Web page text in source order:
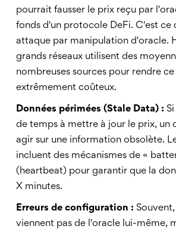
pourrait fausser le prix reçu par
fonds d'un protocole DeFi. C'est ce
attaque par manipulation d'oracle.
grands réseaux utilisent des
nombreuses sources pour rendre
extrêmement coûteux.
Données périmées (Stale Data) :
de temps à mettre à jour le prix, un
agir sur une information obsolète.
incluent des mécanismes de «
(heartbeat) pour garantir que la
X minutes.
Erreurs de configuration :
viennent pas de l'oracle lui-même,